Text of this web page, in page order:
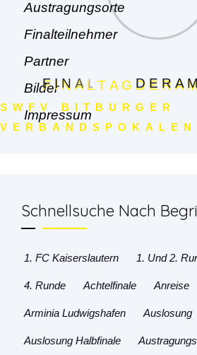
FIN A L T A G D E R A M
SWFV BITBURGER
Austragungsorte
Finalteilnehmer
Partner
Bilder
Impressum
Schnellsuche Nach
1. FC Kaiserslautern 1. Und 2.
4. Runde Achtelfinale Anreise
Arminia Ludwigshafen Auslosung
Auslosung Halbfinale